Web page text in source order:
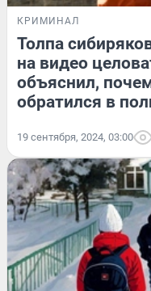
КРИМИНАЛ
Толпа
на видео
объяснил,
обратился в
19 сентября, 2024, 03:00